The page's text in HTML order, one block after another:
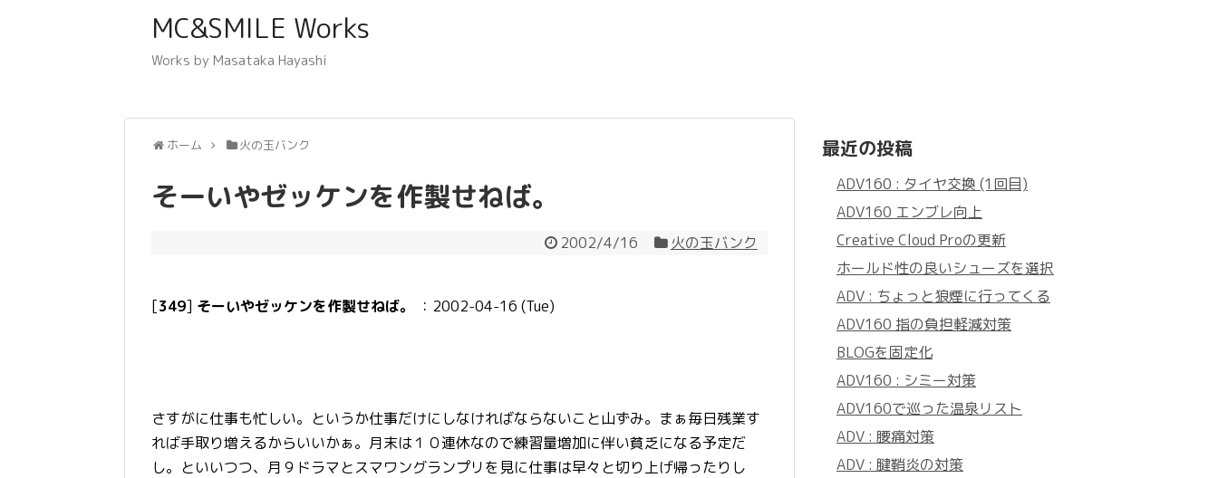
MC&SMILE Works
Works by Masataka Hayashi
ホーム 火の玉バンク
そーいやゼッケンを作製せねば。
2002/4/16 火の玉バンク
[349] そーいやゼッケンを作製せねば。 ：2002-04-16 (Tue)
さすがに仕事も忙しい。というか仕事だけにしなければならないこと山ずみ。まぁ毎日残業す
れば手取り増えるからいいかぁ。月末は１０連休なので練習量増加に伴い貧乏になる予定だ
し。といいつつ、月９ドラマとスマワングランプリを見に仕事は早々と切り上げ帰ったりし
最近の投稿
ADV160 : タイヤ交換 (1回目)
ADV160 エンブレ向上
Creative Cloud Proの更新
ホールド性の良いシューズを選択
ADV : ちょっと狼煙に行ってくる
ADV160 指の負担軽減対策
BLOGを固定化
ADV160 : シミー対策
ADV160で巡った温泉リスト
ADV : 腰痛対策
ADV : 腱鞘炎の対策